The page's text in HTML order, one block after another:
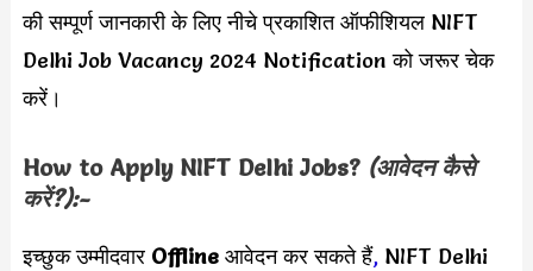
की सम्पूर्ण जानकारी के लिए नीचे प्रकाशित ऑफीशियल NIFT
Delhi Job Vacancy 2024 Notification को जरूर चेक
करें।
How to Apply NIFT Delhi Jobs?(आवेदन कैसे
करें?):-
इच्छुक उम्मीदवार Offline आवेदन कर सकते हैं,NIFT Delhi